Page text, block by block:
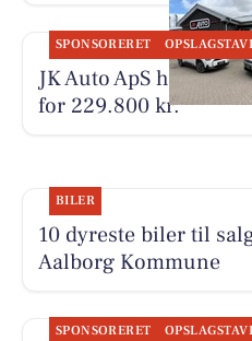
SPONSORERET
JK Auto ApS har to
for 229.800 kr.
BILER
10 dyreste biler til
Aalborg Kommune
SPONSORERET